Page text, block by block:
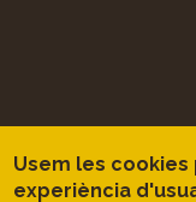
Usem les
experiència